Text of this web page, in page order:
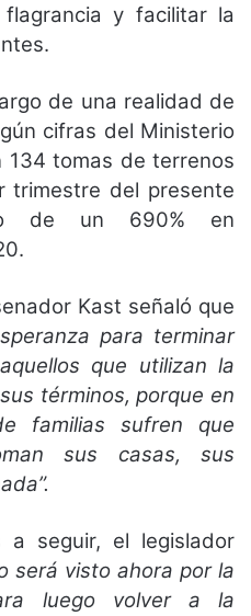
y facilitar la
de una realidad de
cifras del Ministerio
134 tomas de terrenos
trimestre del presente
de un 690% en
Kast señaló que
para terminar
que utilizan la
términos, porque en
familias sufren que
sus casas, sus
a seguir, el legislador
será visto ahora por la
luego volver a la